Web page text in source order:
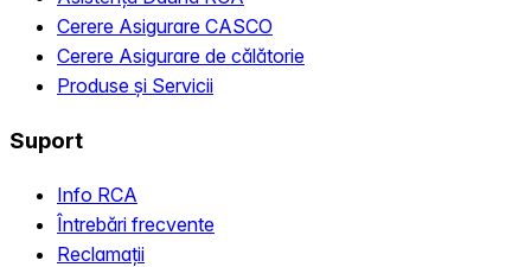
Cerere Asigurare CASCO
Cerere Asigurare de călătorie
Produse și Servicii
Suport
Info RCA
Întrebări frecvente
Reclamații